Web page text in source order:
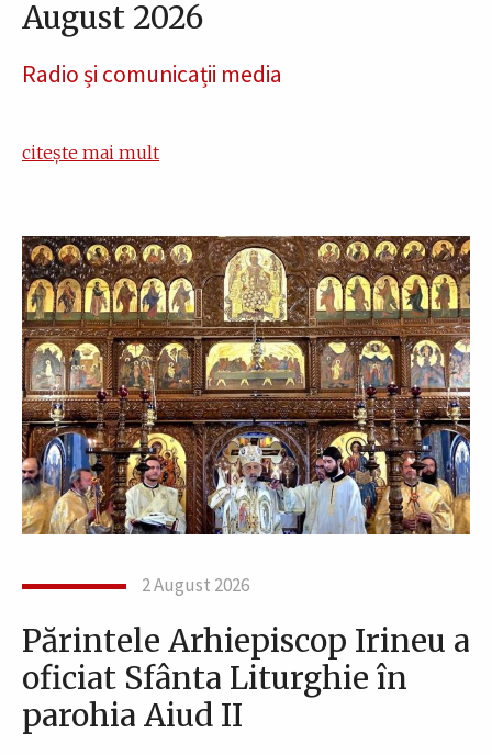
August 2026
Radio și comunicații media
citește mai mult
2 August 2026
Părintele Arhiepiscop Irineu a
oficiat Sfânta Liturghie în
parohia Aiud II